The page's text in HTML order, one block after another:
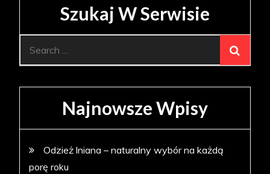
Szukaj W Serwisie
Najnowsze Wpisy
Odzież lniana – naturalny wybór na każdą
porę roku